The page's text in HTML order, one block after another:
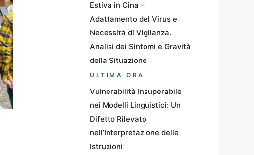
Estiva in Cina –
Adattamento del Virus e
Necessità di Vigilanza.
Analisi dei Sintomi e Gravità
della Situazione
ULTIMA ORA
Vulnerabilità Insuperabile
nei Modelli Linguistici: Un
Difetto Rilevato
nell’Interpretazione delle
Istruzioni